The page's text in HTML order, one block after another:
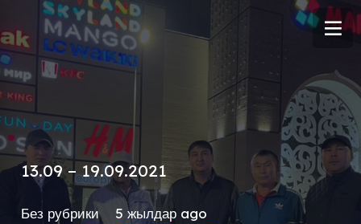
13.09 – 19.09.2021
Без рубрики
5 жылдар ago